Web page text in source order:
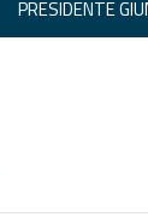
PRESIDENTE